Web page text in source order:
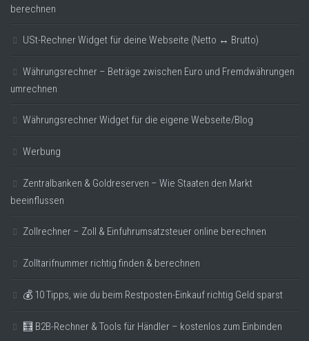
berechnen
USt-Rechner Widget für deine Webseite (Netto ↔ Brutto)
Währungsrechner – Beträge zwischen Euro und Fremdwährungen
umrechnen
Währungsrechner Widget für die eigene Webseite/Blog
Werbung
Zentralbanken & Goldreserven – Wie Staaten den Markt
beeinflussen
Zollrechner – Zoll & Einfuhrumsatzsteuer online berechnen
Zolltarifnummer richtig finden & berechnen
💰 10 Tipps, wie du beim Restposten-Einkauf richtig Geld sparst
🧮 B2B-Rechner & Tools für Händler – kostenlos zum Einbinden